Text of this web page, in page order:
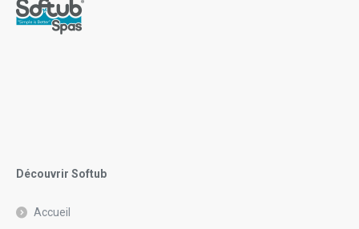
Découvrir Softub
Accueil